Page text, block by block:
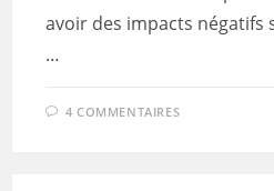
avoir des impacts négatifs
…
4 COMMENTAIRES